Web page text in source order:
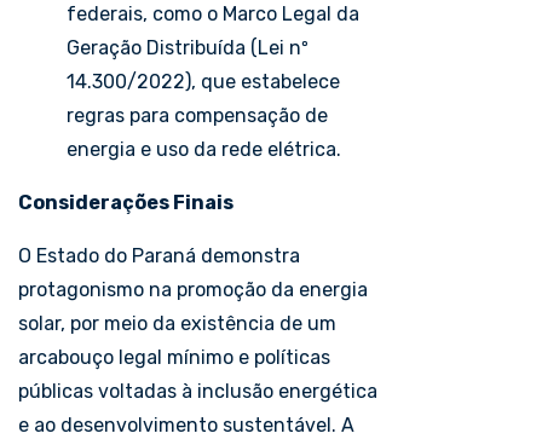
federais, como o Marco Legal da
Geração Distribuída (Lei nº
14.300/2022), que estabelece
regras para compensação de
energia e uso da rede elétrica.
Considerações Finais
O Estado do Paraná demonstra
protagonismo na promoção da energia
solar, por meio da existência de um
arcabouço legal mínimo e políticas
públicas voltadas à inclusão energética
e ao desenvolvimento sustentável. A